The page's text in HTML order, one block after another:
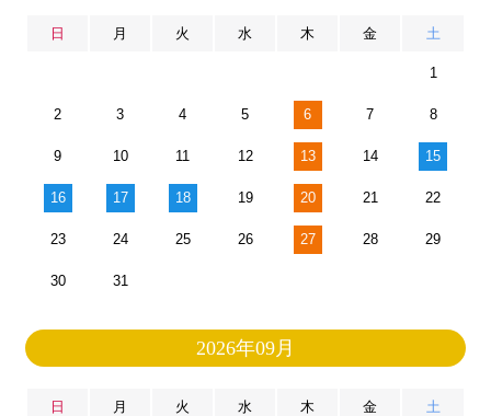
日 月 火 水 木 金 土
1
2 3 4 5 6 7 8
9 10 11 12 13 14 15
16 17 18 19 20 21 22
23 24 25 26 27 28 29
30 31
2026年09月
日 月 火 水 木 金 土